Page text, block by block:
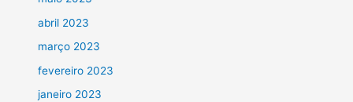
abril 2023
março 2023
fevereiro 2023
janeiro 2023